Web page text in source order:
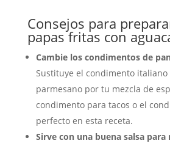
Consejos para
papas fritas con
Cambie los condimentos de
Sustituye el condimento italiano
parmesano por tu mezcla de
condimento para tacos o el
perfecto en esta receta.
Sirve con una buena salsa para